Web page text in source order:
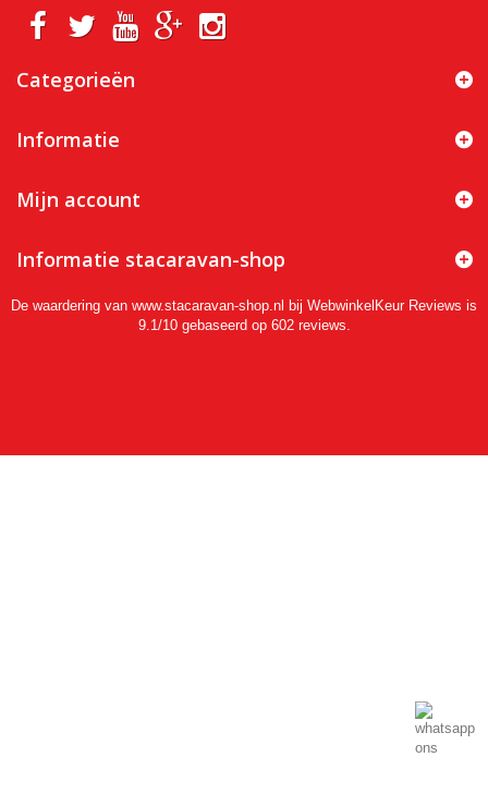
Categorieën
Informatie
Mijn account
Informatie stacaravan-shop
De waardering van www.stacaravan-shop.nl bij WebwinkelKeur Reviews is
9.1/10 gebaseerd op 602 reviews.